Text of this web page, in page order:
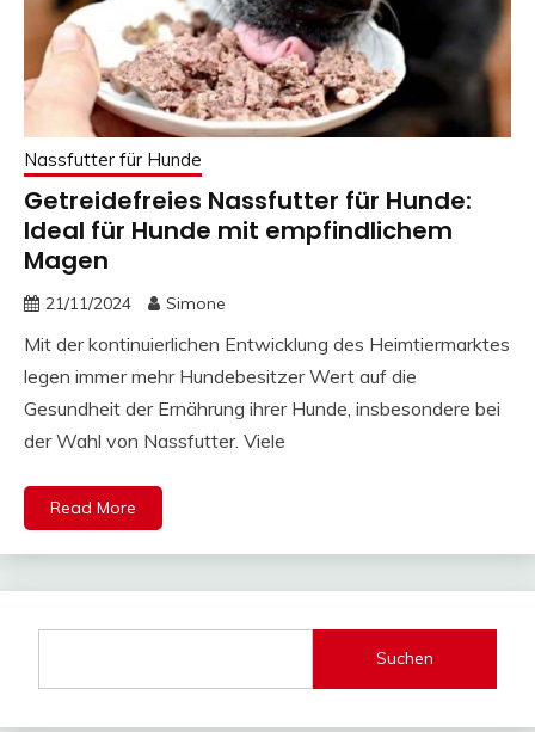
Nassfutter für Hunde
Getreidefreies Nassfutter für Hunde:
Ideal für Hunde mit empfindlichem
Magen
21/11/2024 Simone
Mit der kontinuierlichen Entwicklung des Heimtiermarktes
legen immer mehr Hundebesitzer Wert auf die
Gesundheit der Ernährung ihrer Hunde, insbesondere bei
der Wahl von Nassfutter. Viele
Read More
Suchen